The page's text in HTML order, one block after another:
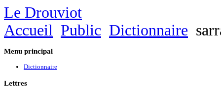
Le Drouviot
Accueil Public Dictionnaire
Menu principal
Dictionnaire
Lettres